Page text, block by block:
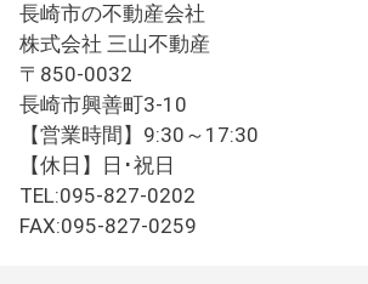
長崎市の不動産会社
株式会社 三山不動産
〒850-0032
長崎市興善町3-10
【営業時間】9:30～17:30
【休日】日･祝日
TEL:095-827-0202
FAX:095-827-0259